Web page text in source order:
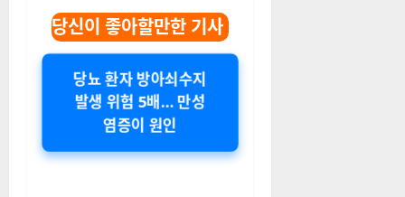
당신이 좋아할만한 기사
당뇨 환자 방아쇠수지
발생 위험 5배… 만성
염증이 원인